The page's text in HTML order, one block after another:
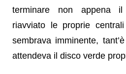
terminare non appena
riavviato le proprie
sembrava imminente,
attendeva il disco verde